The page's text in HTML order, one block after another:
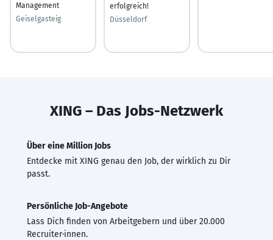
Management
Geiselgasteig
erfolgreich!
Düsseldorf
XING – Das Jobs-Netzwerk
Über eine Million Jobs
Entdecke mit XING genau den Job, der wirklich zu Dir
passt.
Persönliche Job-Angebote
Lass Dich finden von Arbeitgebern und über 20.000
Recruiter·innen.